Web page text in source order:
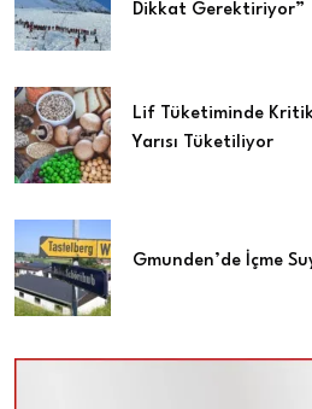
Dikkat Gerektiriyor”
Lif Tüketiminde
Yarısı Tüketiliyor
Gmunden’de İçme